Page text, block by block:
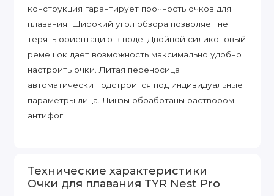
конструкция гарантирует прочность очков для
плавания. Широкий угол обзора позволяет не
терять ориентацию в воде. Двойной силиконовый
ремешок дает возможность максимально удобно
настроить очки. Литая переносица
автоматически подстроится под индивидуальные
параметры лица. Линзы обработаны раствором
антифог.
Технические характеристики
Очки для плавания TYR Nest Pro